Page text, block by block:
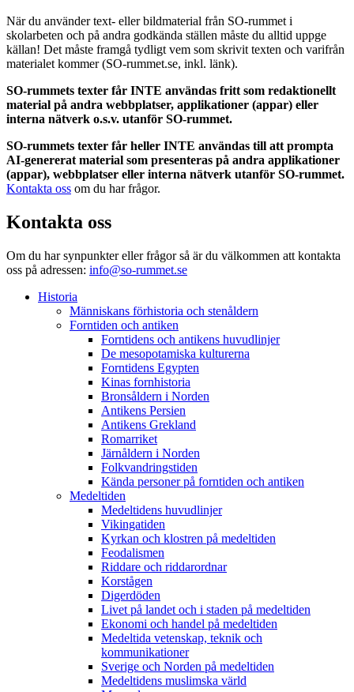
När du använder text- eller bildmaterial från SO-rummet i
skolarbeten och på andra godkända ställen måste du alltid uppge
källan! Det måste framgå tydligt vem som skrivit texten och varifrån
materialet kommer (SO-rummet.se, inkl. länk).
SO-rummets texter får INTE användas fritt som redaktionellt
material på andra webbplatser, applikationer (appar) eller
interna nätverk o.s.v. utanför SO-rummet.
SO-rummets texter får heller INTE användas till att prompta
AI-genererat material som presenteras på andra applikationer
(appar), webbplatser eller interna nätverk utanför SO-rummet.
Kontakta oss om du har frågor.
Kontakta oss
Om du har synpunkter eller frågor så är du välkommen att kontakta
oss på adressen: info@so-rummet.se
Historia
Människans förhistoria och stenåldern
Forntiden och antiken
Forntidens och antikens huvudlinjer
De mesopotamiska kulturerna
Forntidens Egypten
Kinas fornhistoria
Bronsåldern i Norden
Antikens Persien
Antikens Grekland
Romarriket
Järnåldern i Norden
Folkvandringstiden
Kända personer på forntiden och antiken
Medeltiden
Medeltidens huvudlinjer
Vikingatiden
Kyrkan och klostren på medeltiden
Feodalismen
Riddare och riddarordnar
Korstågen
Digerdöden
Livet på landet och i staden på medeltiden
Ekonomi och handel på medeltiden
Medeltida vetenskap, teknik och
kommunikationer
Sverige och Norden på medeltiden
Medeltidens muslimska värld